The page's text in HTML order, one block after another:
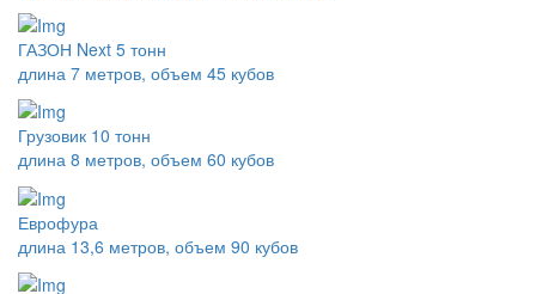
ГАЗОН Next 5 тонн
длина 7 метров, объем 45 кубов
Грузовик 10 тонн
длина 8 метров, объем 60 кубов
Еврофура
длина 13,6 метров, объем 90 кубов